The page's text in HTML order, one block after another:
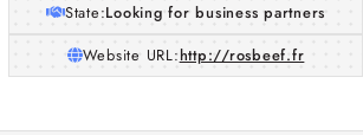
State:Looking for business partners
Website URL:http://rosbeef.fr